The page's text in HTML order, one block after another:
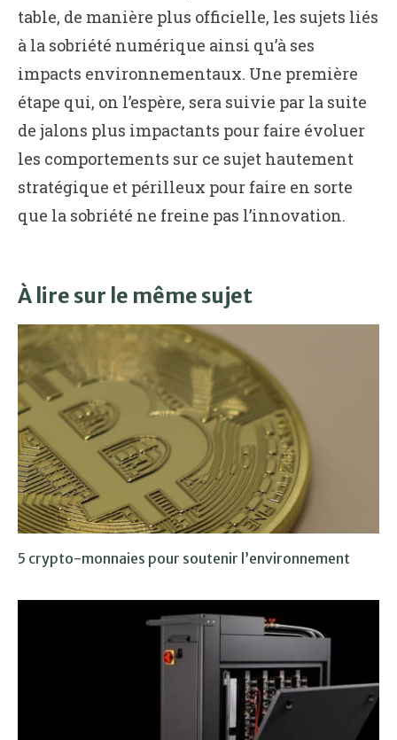
table, de manière plus officielle, les sujets liés
à la sobriété numérique ainsi qu’à ses
impacts environnementaux. Une première
étape qui, on l’espère, sera suivie par la suite
de jalons plus impactants pour faire évoluer
les comportements sur ce sujet hautement
stratégique et périlleux pour faire en sorte
que la sobriété ne freine pas l’innovation.
À lire sur le même sujet
5 crypto-monnaies pour soutenir l’environnement